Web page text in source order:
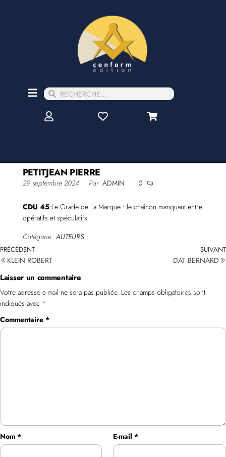
PETITJEAN PIERRE
29 septembre 2024 Par ADMIN 0
CDU 45:Le Grade de La Marque : le chaînon manquant entre
opératifs et spéculatifs
Catégorie AUTEURS
PRÉCÉDENT
KLEIN ROBERT
SUIVANT
DAT BERNARD
Laisser un commentaire
Votre adresse e-mail ne sera pas publiée. Les champs obligatoires sont
indiqués avec *
Commentaire *
Nom * E-mail *